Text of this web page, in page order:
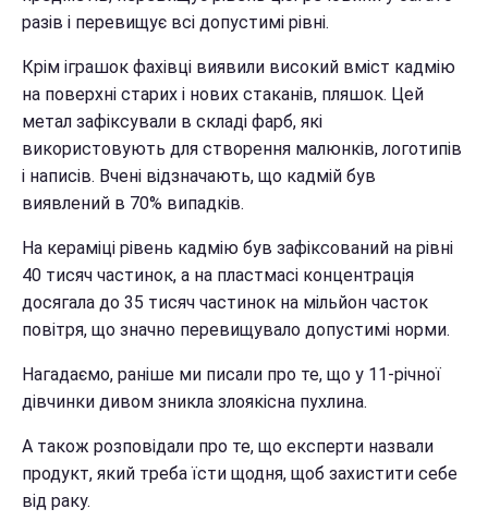
разів і перевищує всі допустимі рівні.
Крім іграшок фахівці виявили високий вміст кадмію
на поверхні старих і нових стаканів, пляшок. Цей
метал зафіксували в складі фарб, які
використовують для створення малюнків, логотипів
і написів. Вчені відзначають, що кадмій був
виявлений в 70% випадків.
На кераміці рівень кадмію був зафіксований на рівні
40 тисяч частинок, а на пластмасі концентрація
досягала до 35 тисяч частинок на мільйон часток
повітря, що значно перевищувало допустимі норми.
Нагадаємо, раніше ми писали про те, що у 11-річної
дівчинки дивом зникла злоякісна пухлина.
А також розповідали про те, що експерти назвали
продукт, який треба їсти щодня, щоб захистити себе
від раку.